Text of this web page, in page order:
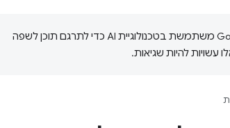
‫Google משתמשת בטכנולוגיית AI כדי לתרגם תוכן לשפה
עשויות להיות שגיאות.